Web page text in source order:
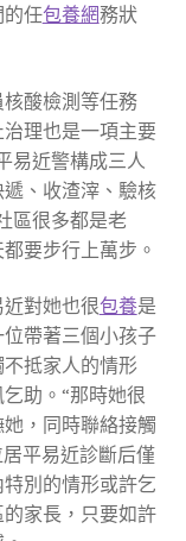
任包養網務狀
酸檢測等任務
理也是一項主要
易近警構成三人
、收渣滓、驗核
區很多都是老
要步行上萬步。
對她也很包養是
帶著三個小孩子
抵家人的情形
助。“那時她很
，同時聯絡接觸
平易近診斷后僅
別的情形或許乞
家長，只要如許